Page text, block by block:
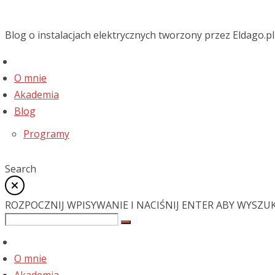
Blog o instalacjach elektrycznych tworzony przez Eldago.pl
O mnie
Akademia
Blog
Programy
Search
ROZPOCZNIJ WPISYWANIE I NACIŚNIJ ENTER ABY
O mnie